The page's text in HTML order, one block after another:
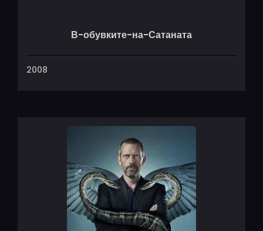
В-обувките-на-Сатаната
2008